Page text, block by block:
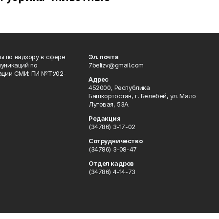
по надзору в сфере
по
СМИ: ПИ №ТУ02-
Эл. почта
7belizv@gmail.com
Адрес
452000, Республика
Башкортостан, г. Белебей, ул. Мало
Луговая, 53А
Редакция
(34786) 3-17-02
Сотрудничество
(34786) 3-08-47
Отдел кадров
(34786) 4-14-73